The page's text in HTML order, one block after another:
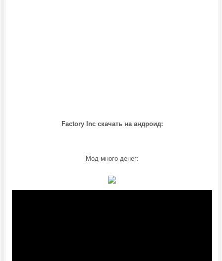
Factory Inc скачать на андроид:
Мод много денег: